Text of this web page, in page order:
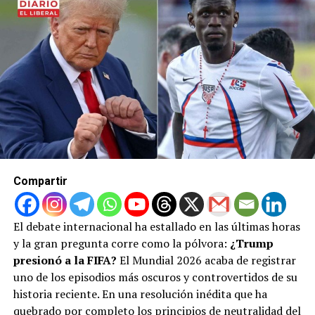
estadounidense Folarin Balogun en pleno torneo.
Galardones a la medida:La misteriosa creación
de un inédito «Premio de la Paz» por parte de la
FIFA, diseñado exclusivamente para ser entregado
a Trump.
Para garantizar que no se altere la evidencia, el
Congreso exigió la preservación inmediata de todas las
conversaciones, llamadas y registros digitales,
plataformas como Signal, WhatsApp y Telegram. La
polémica escala rápidamente y pone en tela de juicio la
neutralidad ética del máximo rector del fútbol global así
como el mal arbitraje en la final del mundial a favor de
España.
Compartir
El debate internacional ha estallado en las últimas horas
y la gran pregunta corre como la pólvora: ¿Trump
presionó a la FIFA? El Mundial 2026 acaba de registrar
uno de los episodios más oscuros y controvertidos de su
historia reciente. En una resolución inédita que ha
quebrado por completo los principios de neutralidad del